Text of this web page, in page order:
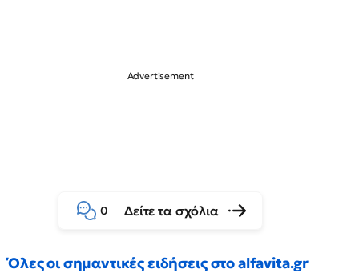
0 Δείτε τα σχόλια
Όλες οι σημαντικές ειδήσεις στο alfavita.gr